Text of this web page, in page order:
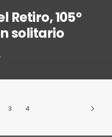
Retiro, 105º
solitario
3 4